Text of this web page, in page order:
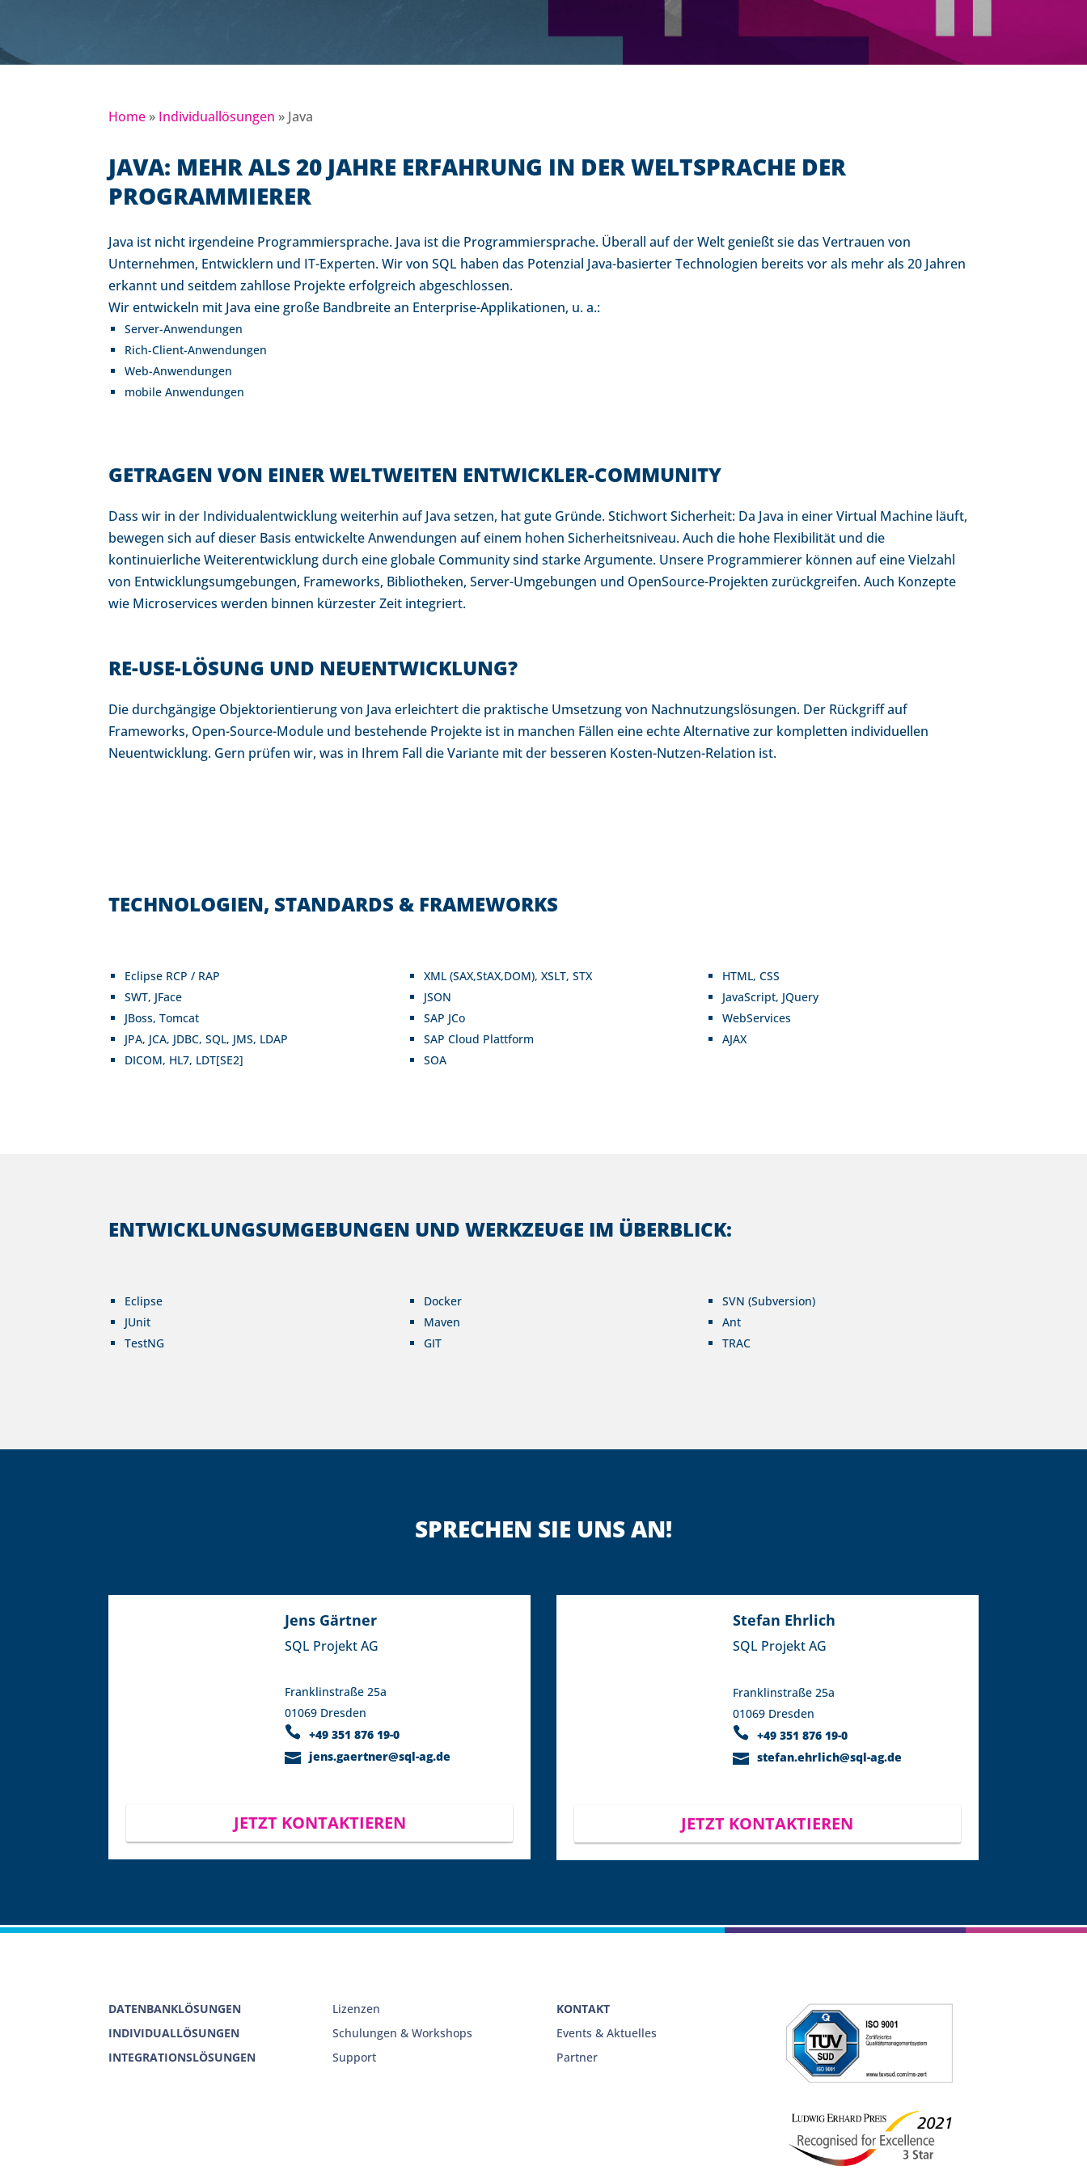
Home » Individuallösungen » Java
JAVA: MEHR ALS 20 JAHRE ERFAHRUNG IN DER WELTSPRACHE DER
PROGRAMMIERER
Java ist nicht irgendeine Programmiersprache. Java ist die Programmiersprache. Überall auf der Welt genießt sie das Vertrauen von
Unternehmen, Entwicklern und IT-Experten. Wir von SQL haben das Potenzial Java-basierter Technologien bereits vor als mehr als 20 Jahren
erkannt und seitdem zahllose Projekte erfolgreich abgeschlossen.
Wir entwickeln mit Java eine große Bandbreite an Enterprise-Applikationen, u. a.:
Server-Anwendungen
Rich-Client-Anwendungen
Web-Anwendungen
mobile Anwendungen
GETRAGEN VON EINER WELTWEITEN ENTWICKLER-COMMUNITY
Dass wir in der Individualentwicklung weiterhin auf Java setzen, hat gute Gründe. Stichwort Sicherheit: Da Java in einer Virtual Machine läuft,
bewegen sich auf dieser Basis entwickelte Anwendungen auf einem hohen Sicherheitsniveau. Auch die hohe Flexibilität und die
kontinuierliche Weiterentwicklung durch eine globale Community sind starke Argumente. Unsere Programmierer können auf eine Vielzahl
von Entwicklungsumgebungen, Frameworks, Bibliotheken, Server-Umgebungen und OpenSource-Projekten zurückgreifen. Auch Konzepte
wie Microservices werden binnen kürzester Zeit integriert.
RE-USE-LÖSUNG UND NEUENTWICKLUNG?
Die durchgängige Objektorientierung von Java erleichtert die praktische Umsetzung von Nachnutzungslösungen. Der Rückgriff auf
Frameworks, Open-Source-Module und bestehende Projekte ist in manchen Fällen eine echte Alternative zur kompletten individuellen
Neuentwicklung. Gern prüfen wir, was in Ihrem Fall die Variante mit der besseren Kosten-Nutzen-Relation ist.
TECHNOLOGIEN, STANDARDS & FRAMEWORKS
Eclipse RCP / RAP
SWT, JFace
JBoss, Tomcat
JPA, JCA, JDBC, SQL, JMS, LDAP
DICOM, HL7, LDT[SE2]
XML (SAX,StAX,DOM), XSLT, STX
JSON
SAP JCo
SAP Cloud Plattform
SOA
HTML, CSS
JavaScript, JQuery
WebServices
AJAX
ENTWICKLUNGSUMGEBUNGEN UND WERKZEUGE IM ÜBERBLICK:
Eclipse
JUnit
TestNG
Docker
Maven
GIT
SVN (Subversion)
Ant
TRAC
SPRECHEN SIE UNS AN!
Jens Gärtner
SQL Projekt AG
Franklinstraße 25a
01069 Dresden
+49 351 876 19-0
jens.gaertner@sql-ag.de
JETZT KONTAKTIEREN
Stefan Ehrlich
SQL Projekt AG
Franklinstraße 25a
01069 Dresden
+49 351 876 19-0
stefan.ehrlich@sql-ag.de
JETZT KONTAKTIEREN
DATENBANKLÖSUNGEN
INDIVIDUALLÖSUNGEN
INTEGRATIONSLÖSUNGEN
Lizenzen
Schulungen & Workshops
Support
KONTAKT
Events & Aktuelles
Partner